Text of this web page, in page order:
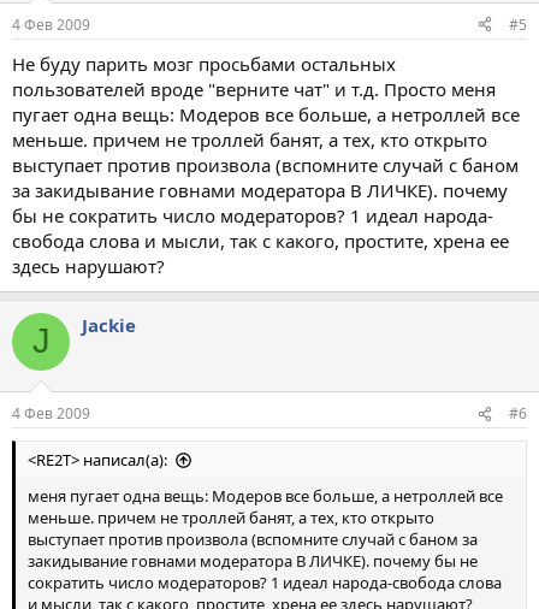
4 Фев 2009 #5
Не буду парить мозг просьбами остальных
пользователей вроде "верните чат" и т.д. Просто меня
пугает одна вещь: Модеров все больше, а нетроллей все
меньше. причем не троллей банят, а тех, кто открыто
выступает против произвола (вспомните случай с баном
за закидывание говнами модератора В ЛИЧКЕ). почему
бы не сократить число модераторов? 1 идеал народа-
свобода слова и мысли, так с какого, простите, хрена ее
здесь нарушают?
J Jackie
4 Фев 2009 #6
<RE2T> написал(а):
меня пугает одна вещь: Модеров все больше, а нетроллей все
меньше. причем не троллей банят, а тех, кто открыто
выступает против произвола (вспомните случай с баном за
закидывание говнами модератора В ЛИЧКЕ). почему бы не
сократить число модераторов? 1 идеал народа-свобода слова
и мысли, так с какого, простите, хрена ее здесь нарушают?